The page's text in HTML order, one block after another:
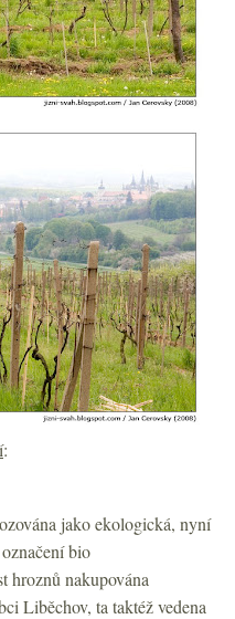
:
jako ekologická, nyní
bio
hroznů nakupována
Liběchov, ta taktéž vedena